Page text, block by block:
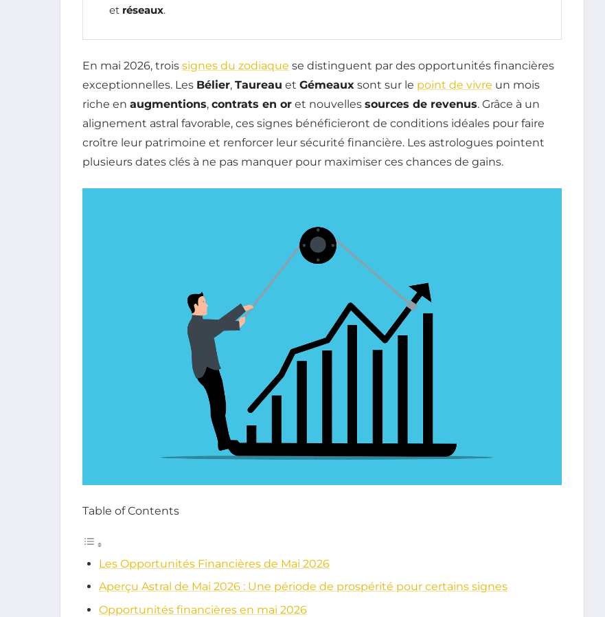
et réseaux.
En mai 2026, trois signes du zodiaque se distinguent par des opportunités financières
exceptionnelles. Les Bélier, Taureau et Gémeaux sont sur le point de vivre un mois
riche en augmentions, contrats en or et nouvelles sources de revenus. Grâce à un
alignement astral favorable, ces signes bénéficieront de conditions idéales pour faire
croître leur patrimoine et renforcer leur sécurité financière. Les astrologues pointent
plusieurs dates clés à ne pas manquer pour maximiser ces chances de gains.
Table of Contents
Les Opportunités Financières de Mai 2026
Aperçu Astral de Mai 2026 : Une période de prospérité pour certains signes
Opportunités financières en mai 2026